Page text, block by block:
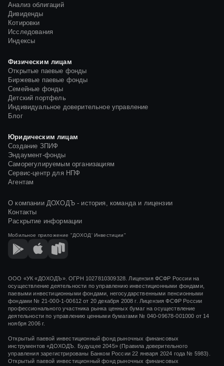
Анализ облигаций
Дивиденды
Котировки
Исследования
Индексы
Физическим лицам
Открытые паевые фонды
Биржевые паевые фонды
Семейные фонды
Детский портфель
Индивидуальное доверительное управление
Блог
Юридическим лицам
Создание ЗПИФ
Эндаумент-фонды
Саморегулируемым организациям
Сервис-центр для НПФ
Агентам
О компании ДОХОДЪ - история, команда и лицензии
Контакты
Раскрытие информации
Мобильное приложение "ДОХОД' Инвестиции"
ООО «УК «ДОХОДЪ». ОГРН 1027810309328. Лицензия ФСФР России на
осуществление деятельности по управлению инвестиционными фондами,
паевыми инвестиционными фондами, негосударственными пенсионными
фондами № 21-000-1-00612 от 20 декабря 2008 г. Лицензия ФСФР России
профессионального участника рынка ценных бумаг на осуществление
деятельности по управлению ценными бумагами № 040-09678-001000 от 14
ноября 2006 г.
Открытый паевой инвестиционный фонд рыночных финансовых
инструментов «ДОХОДЪ. Будущее 2045» (Правила доверительного
управления зарегистрированы Банком России 22 января 2024 года № 5983).
Открытый паевой инвестиционный фонд рыночных финансовых